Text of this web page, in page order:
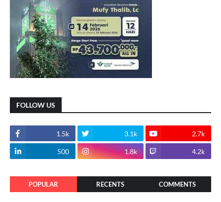
FOLLOW US
1.5k 3.1k 2.7k
500 1.8k 4.2k
POPULAR RECENTS COMMENTS